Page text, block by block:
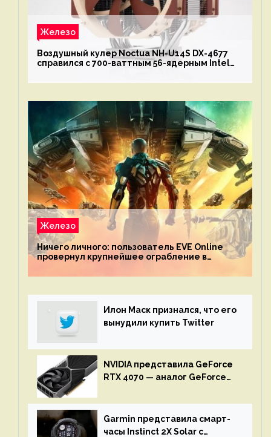
Железо
Воздушный кулер Noctua NH-U14S DX-4677
справился с 700-ваттным 56-ядерным Intel
Железо
Ничего личного: пользователь EVE Online
провернул крупнейшее ограбление в
механике
Илон Маск признался, что его
вынудили купить Twitter
NVIDIA представила GeForce
RTX 4070 — аналог GeForce
Garmin представила смарт-
часы Instinct 2X Solar с